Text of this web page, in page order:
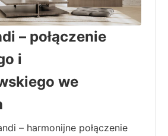
– połączenie
i
we
– harmonijne połączenie